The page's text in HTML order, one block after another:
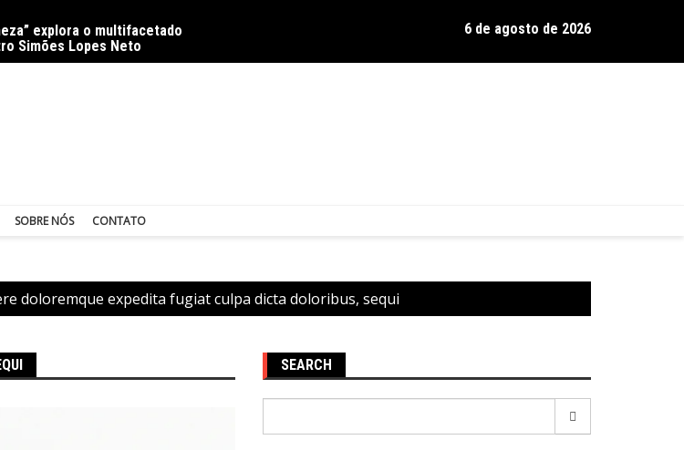
explora o multifacetado
Simões Lopes Neto
Delírios de Hamilton celebra 30 anos de estrada com show no Gravador
6 de agosto de 2026
SOBRE NÓS CONTATO
doloremque expedita fugiat culpa dicta doloribus, sequi
SEARCH